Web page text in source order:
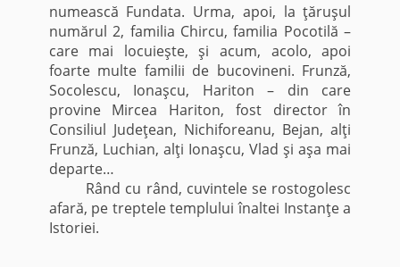
numească Fundata. Urma, apoi, la ţăruşul
numărul 2, familia Chircu, familia Pocotilă –
care mai locuieşte, şi acum, acolo, apoi
foarte multe familii de bucovineni. Frunză,
Socolescu, Ionaşcu, Hariton – din care
provine Mircea Hariton, fost director în
Consiliul Judeţean, Nichiforeanu, Bejan, alţi
Frunză, Luchian, alţi Ionaşcu, Vlad şi aşa mai
departe…
Rând cu rând, cuvintele se rostogolesc
afară, pe treptele templului înaltei Instanţe a
Istoriei.